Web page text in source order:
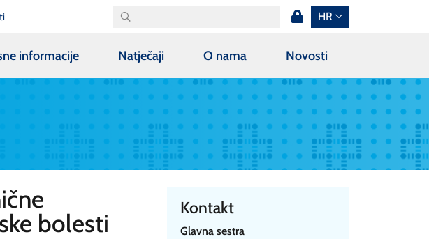
HR
informacije Natječaji O nama Novosti
bolesti
Kontakt
Glavna sestra